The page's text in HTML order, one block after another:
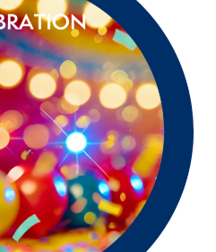
CARRIERA
IMBALLAGGI DI CARTA
CONTATTA